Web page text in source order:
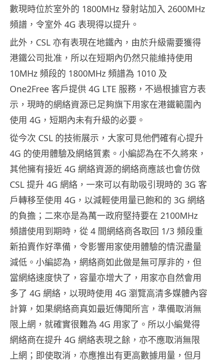
數現時位於室外的 1800MHz 發射站加入 2600MHz
頻譜，令室外 4G 表現得以提升。
此外，CSL 亦有表現在地鐵內，由於升級需要獲得
港鐵公司批准，所以在短期內仍然只能維持使用
10MHz 頻段的 1800MHz 頻譜為 1010 及
One2Free 客戶提供 4G LTE 服務，不過根據官方表
示，現時的網絡資源已足夠旗下用家在港鐵範圍內
使用 4G，短期內未有升級的必要。
從今次 CSL 的技術展示，大家可見他們確有心提升
4G 的使用體驗及網絡質素。小編認為在不久將來，
其他擁有接近 4G 網絡資源的網絡商應該也會仿傚
CSL 提升 4G 網絡，一來可以有助吸引現時的 3G 客
戶轉移至使用 4G，以減輕使用量已飽和的 3G 網絡
的負擔；二來亦是為萬一政府堅持要在 2100MHz
頻譜使用到期時，從 4 間網絡商各取回 1/3 頻段重
新拍賣作好準備，令影響用家使用體驗的情況盡量
減低。小編認為，網絡商如此做是無可厚非的，但
當網絡速度快了，容量亦增大了，用家亦自然會用
多了 4G 網絡，以現時使用 4G 瀏覽高清多媒體內容
計算，如果網絡商真如最近傳聞所言，準備取消無
限上網，就確實很難為 4G 用家了。所以小編覺得
網絡商在提升 4G 網絡表現之餘，亦不應取消無限
上網；即使取消，亦應推出有更高數據用量，但月